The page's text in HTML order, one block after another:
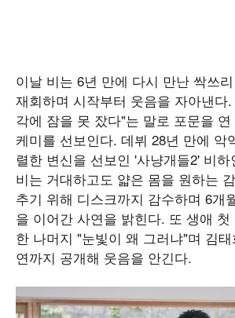
이날 비는 6년 만에 다시 만난 싹쓰
재회하며 시작부터 웃음을 자아낸다
각에 잠을 못 잤다"는 말로 포문을
케미를 선보인다. 데뷔 28년 만에 악
렬한 변신을 선보인 '사냥개들2' 비
비는 거대하고도 얇은 몸을 원하는
추기 위해 디스크까지 감수하며 6개
을 이어간 사연을 밝힌다. 또 생애
한 나머지 "눈빛이 왜 그러냐"며 김
연까지 공개해 웃음을 안긴다.